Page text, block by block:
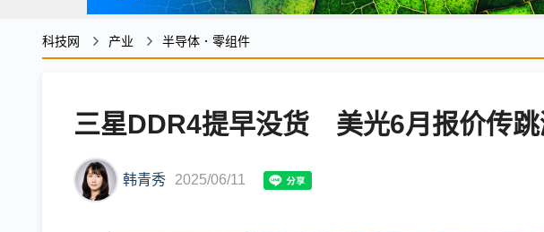
科技网 产业 半导体．零组件
三星DDR4提早没货 美光6月报价传跳
韩青秀 2025/06/11